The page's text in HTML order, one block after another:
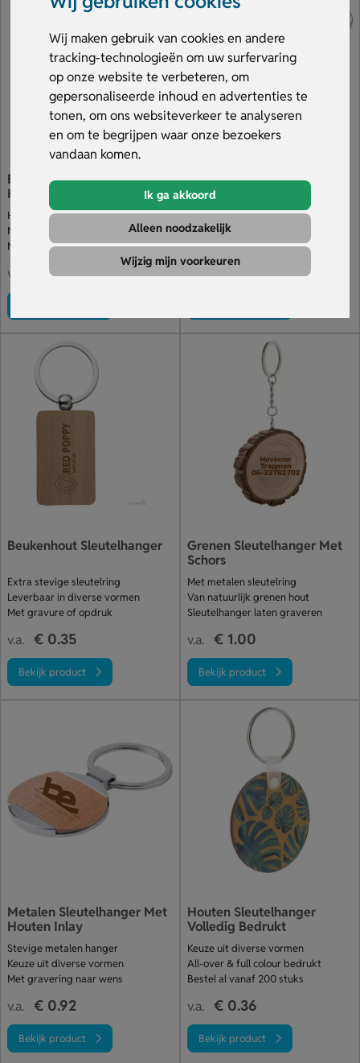
Wij maken gebruik van cookies en andere
tracking-technologieën om uw surfervaring
op onze website te verbeteren, om
gepersonaliseerde inhoud en advertenties te
tonen, om ons websiteverkeer te analyseren
en om te begrijpen waar onze bezoekers
vandaan komen.
Ik ga akkoord
Alleen noodzakelijk
Wijzig mijn voorkeuren
of relatiegeschenk dat iedere dag aan de sleutelbos hangt.
Bekijk ons aanbod.
Bamboe Sleutelhanger In
Huisvorm
Huisvormige sleutelhanger
Natuurlijke uitstraling
Met gravure of opdruk
v.a. € 0.26
Ronde Sleutelhanger Met
Bamboe Inzetstuk
Stevige metalen basis
Met gravering of bedrukking
Geleverd in kraft doosje
v.a. € 0.80
Beukenhout Sleutelhanger
Extra stevige sleutelring
Leverbaar in diverse vormen
Met gravure of opdruk
v.a. € 0.35
Bekijk product
Grenen Sleutelhanger Met
Schors
Met metalen sleutelring
Van natuurlijk grenen hout
Sleutelhanger laten graveren
v.a. € 1.00
Bekijk product
Metalen Sleutelhanger Met
Houten Inlay
Stevige metalen hanger
Keuze uit diverse vormen
Met gravering naar wens
v.a. € 0.92
Bekijk product
Houten Sleutelhanger
Volledig Bedrukt
Keuze uit diverse vormen
All-over & full colour bedrukt
Bestel al vanaf 200 stuks
v.a. € 0.36
Bekijk product